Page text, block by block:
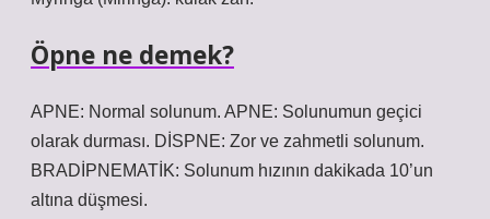
Öpne ne demek?
APNE: Normal solunum. APNE: Solunumun geçici
olarak durması. DİSPNE: Zor ve zahmetli solunum.
BRADİPNEMATİK: Solunum hızının dakikada 10’un
altına düşmesi.